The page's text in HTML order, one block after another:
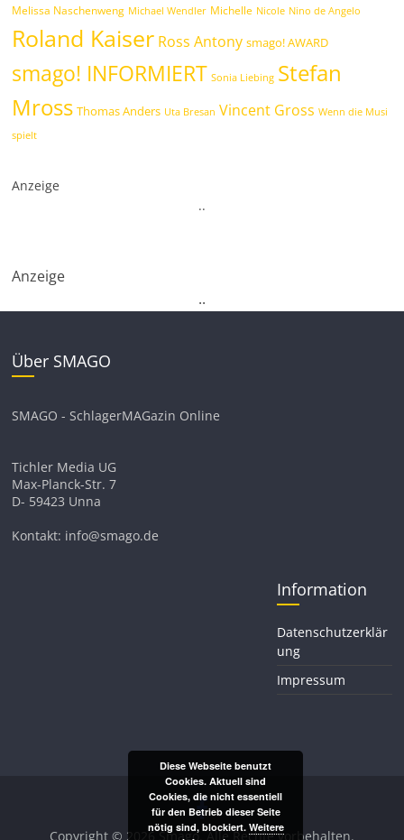
Melissa Naschenweng Michael Wendler Michelle Nicole Nino de Angelo
Roland Kaiser Ross Antony smago! AWARD
smago! INFORMIERT Sonia Liebing Stefan
Mross Thomas Anders Uta Bresan Vincent Gross Wenn die Musi
spielt
Anzeige
..
Anzeige
..
Über SMAGO
SMAGO - SchlagerMAGazin Online
Tichler Media UG
Max-Planck-Str. 7
D- 59423 Unna
Kontakt: info@smago.de
Information
Datenschutzerklär
ung
Impressum
Copyright © 2026Smago. Alle Rechte vorbehalten.
Diese Webseite benutzt
Cookies. Aktuell sind
Cookies, die nicht essentiell
für den Betrieb dieser Seite
nötig sind, blockiert. Weitere